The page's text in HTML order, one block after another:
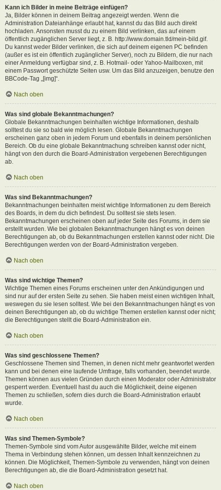
Kann ich Bilder in meine Beiträge einfügen?
Ja, Bilder können in deinem Beitrag angezeigt werden. Wenn die
Administration Dateianhänge erlaubt hat, kannst du das Bild auch direkt
hochladen. Ansonsten musst du zu einem Bild verlinken, das auf einem
öffentlich zugänglichen Server liegt, z. B. http://www.domain.tld/mein-bild.gif.
Du kannst weder Bilder verlinken, die sich auf deinem eigenen PC befinden
(außer es ist ein öffentlich zugänglicher Server), noch zu Bildern, die nur nach
einer Anmeldung verfügbar sind, z. B. Hotmail- oder Yahoo-Mailboxen, mit
einem Passwort geschützte Seiten usw. Um das Bild anzuzeigen, benutze den
BBCode-Tag „[img]“.
Nach oben
Was sind globale Bekanntmachungen?
Globale Bekanntmachungen beinhalten wichtige Informationen, deshalb
solltest du sie so bald wie möglich lesen. Globale Bekanntmachungen
erscheinen ganz oben in jedem Forum und ebenfalls in deinem persönlichen
Bereich. Ob du eine globale Bekanntmachung schreiben kannst oder nicht,
hängt von den durch die Board-Administration vergebenen Berechtigungen
ab.
Nach oben
Was sind Bekanntmachungen?
Bekanntmachungen beinhalten meist wichtige Informationen zu dem Bereich
des Boards, in dem du dich befindest. Du solltest sie stets lesen.
Bekanntmachungen erscheinen oben auf jeder Seite des Forums, in dem sie
erstellt wurden. Wie bei globalen Bekanntmachungen hängt es von deinen
Berechtigungen ab, ob du Bekanntmachungen erstellen kannst oder nicht. Die
Berechtigungen werden von der Board-Administration vergeben.
Nach oben
Was sind wichtige Themen?
Wichtige Themen eines Forums erscheinen unter den Ankündigungen und
sind nur auf der ersten Seite zu sehen. Sie haben meist einen wichtigen Inhalt,
weswegen du sie lesen solltest. Wie bei den Bekanntmachungen hängt es von
deinen Berechtigungen ab, ob du wichtige Themen erstellen kannst oder nicht;
die Berechtigungen stellt die Board-Administration ein.
Nach oben
Was sind geschlossene Themen?
Geschlossene Themen sind Themen, in denen nicht mehr geantwortet werden
kann und bei denen eine laufende Umfrage, falls vorhanden, beendet wurde.
Themen können aus vielen Gründen durch einen Moderator oder Administrator
gesperrt werden. Eventuell hast du auch die Möglichkeit, deine eigenen
Themen zu schließen, sofern dies durch die Board-Administration erlaubt
wurde.
Nach oben
Was sind Themen-Symbole?
Themen-Symbole sind vom Autor ausgewählte Bilder, welche mit einem
Thema in Verbindung stehen können, um dessen Inhalt kennzeichnen zu
können. Die Möglichkeit, Themen-Symbole zu verwenden, hängt von deinen
Berechtigungen ab, die die Board-Administration gesetzt hat.
Nach oben